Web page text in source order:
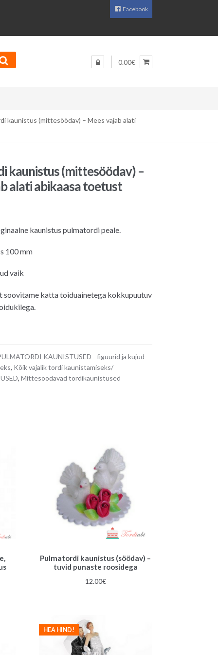
Facebook
0.00€
kaunistus (mittesöödav) – Mees vajab alati
kaunistus (mittesöödav) –
alati abikaasa toetust
kaunistus pulmatordi peale.
100 mm
vaik
soovitame katta toiduainetega kokkupuutuv
KAUNISTUSED - figuurid ja kujud
, Kõik vajalik tordi kaunistamiseks/
, Mittesöödavad tordikaunistused
Pulmatordi kaunistus (söödav) –
tuvid punaste roosidega
12.00€
HEA HIND!